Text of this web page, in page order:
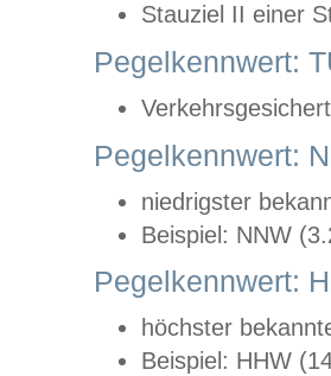
Stauziel II einer
Pegelkennwert:
Pegelkennwert:
niedrigster
Beispiel: NNW
Pegelkennwert:
höchster
Beispiel: HHW